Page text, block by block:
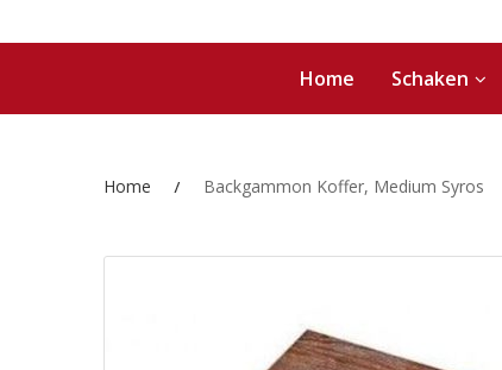
Home Schaken
Home Backgammon Koffer, Medium Syros